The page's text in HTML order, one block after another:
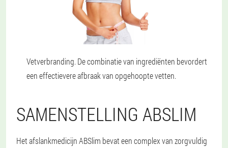
Vetverbranding. De combinatie van ingrediënten bevordert
een effectievere afbraak van opgehoopte vetten.
SAMENSTELLING ABSLIM
Het afslankmedicijn ABSlim bevat een complex van zorgvuldig